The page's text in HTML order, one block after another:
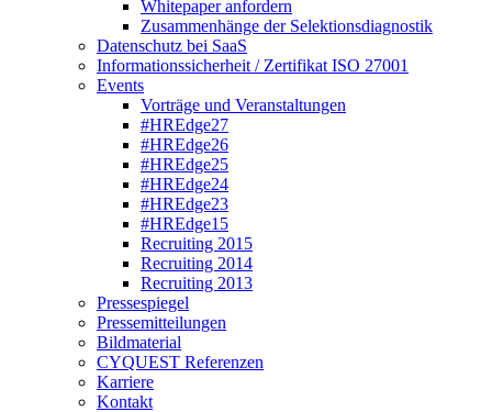
Whitepaper anfordern
Zusammenhänge der Selektionsdiagnostik
Datenschutz bei SaaS
Informationssicherheit / Zertifikat ISO 27001
Events
Vorträge und Veranstaltungen
#HREdge27
#HREdge26
#HREdge25
#HREdge24
#HREdge23
#HREdge15
Recruiting 2015
Recruiting 2014
Recruiting 2013
Pressespiegel
Pressemitteilungen
Bildmaterial
CYQUEST Referenzen
Karriere
Kontakt